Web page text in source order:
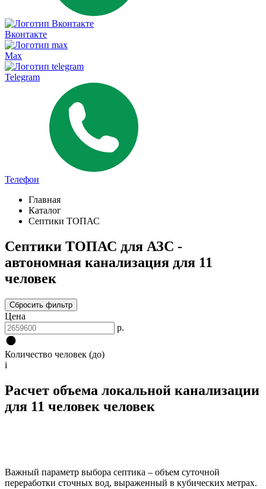
Вконтакте
Max
Telegram
Телефон
Главная
Каталог
Септики ТОПАС
Септики ТОПАС для АЗС -
автономная канализация для 11
человек
Сбросить фильтр
Цена
р.
Количество человек (до)
i
Расчет объема локальной канализации
для 11 человек человек
Важный параметр выбора септика – объем суточной
переработки сточных вод, выраженный в кубических метрах.